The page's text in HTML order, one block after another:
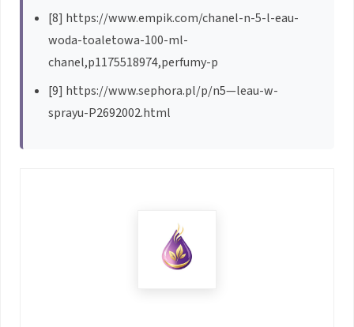
[8] https://www.empik.com/chanel-n-5-l-eau-
woda-toaletowa-100-ml-
chanel,p1175518974,perfumy-p
[9] https://www.sephora.pl/p/n5—leau-w-
sprayu-P2692002.html